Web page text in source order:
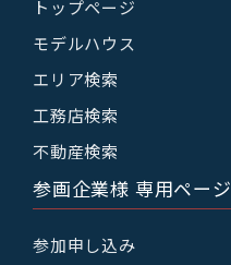
トップページ
モデルハウス
エリア検索
工務店検索
不動産検索
参画企業様 専用ページ
参加申し込み